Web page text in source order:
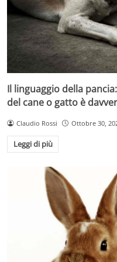
Il linguaggio della
del cane o gatto è
Claudio Rossi Ottobre 30,
Leggi di più